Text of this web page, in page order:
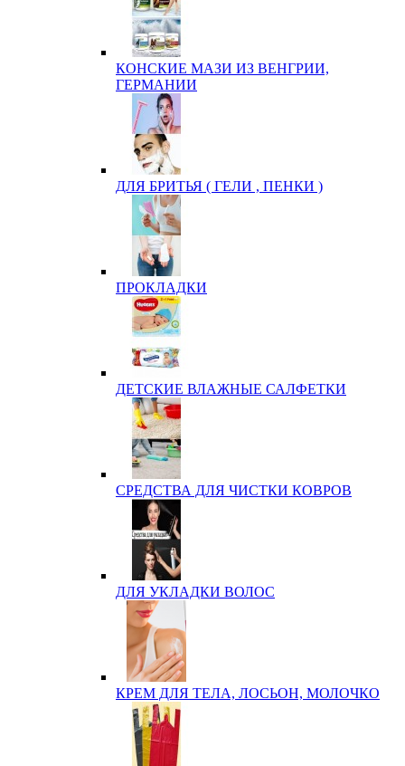
КОНСКИЕ МАЗИ ИЗ ВЕНГРИИ,
ГЕРМАНИИ
ДЛЯ БРИТЬЯ ( ГЕЛИ , ПЕНКИ )
ПРОКЛАДКИ
ДЕТСКИЕ ВЛАЖНЫЕ САЛФЕТКИ
СРЕДСТВА ДЛЯ ЧИСТКИ КОВРОВ
ДЛЯ УКЛАДКИ ВОЛОС
КРЕМ ДЛЯ ТЕЛА, ЛОСЬОН, МОЛОЧКО